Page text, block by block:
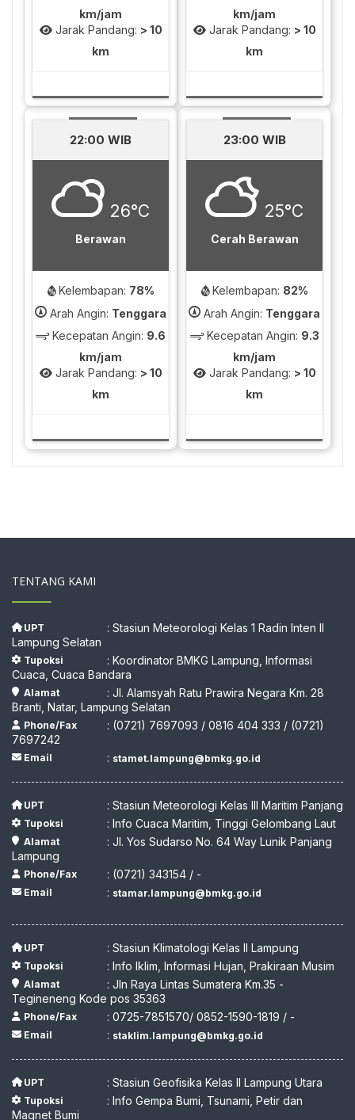
km/jam
Jarak Pandang: > 10
km
km/jam
Jarak Pandang: > 10
km
22:00 WIB
26°C
Berawan
Kelembapan: 78%
Arah Angin: Tenggara
Kecepatan Angin: 9.6
km/jam
Jarak Pandang: > 10
km
23:00 WIB
25°C
Cerah Berawan
Kelembapan: 82%
Arah Angin: Tenggara
Kecepatan Angin: 9.3
km/jam
Jarak Pandang: > 10
km
TENTANG KAMI
UPT
: Stasiun Meteorologi Kelas 1 Radin Inten II
Lampung Selatan
Tupoksi
: Koordinator BMKG Lampung, Informasi
Cuaca, Cuaca Bandara
Alamat
: Jl. Alamsyah Ratu Prawira Negara Km. 28
Branti, Natar, Lampung Selatan
Phone/Fax
: (0721) 7697093 / 0816 404 333 / (0721)
7697242
Email : stamet.lampung@bmkg.go.id
UPT : Stasiun Meteorologi Kelas III Maritim Panjang
Tupoksi : Info Cuaca Maritim, Tinggi Gelombang Laut
Alamat
: Jl. Yos Sudarso No. 64 Way Lunik Panjang
Lampung
Phone/Fax : (0721) 343154 / -
Email : stamar.lampung@bmkg.go.id
UPT : Stasiun Klimatologi Kelas II Lampung
Tupoksi : Info Iklim, Informasi Hujan, Prakiraan Musim
Alamat
: Jln Raya Lintas Sumatera Km.35 -
Tegineneng Kode pos 35363
Phone/Fax : 0725-7851570/ 0852-1590-1819 / -
Email : staklim.lampung@bmkg.go.id
UPT : Stasiun Geofisika Kelas II Lampung Utara
Tupoksi
: Info Gempa Bumi, Tsunami, Petir dan
Magnet Bumi